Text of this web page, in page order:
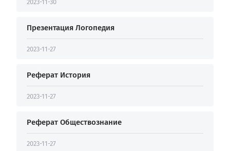
2023-11-30
Презентация Логопедия
2023-11-27
Реферат История
2023-11-27
Реферат Обществознание
2023-11-27